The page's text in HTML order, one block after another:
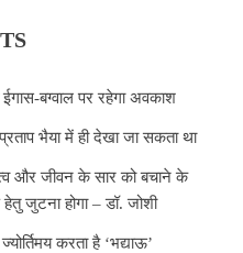
बग्वाल पर रहेगा अवकाश
भैया में ही देखा जा सकता था
और जीवन के सार को बचाने के
जुटना होगा – डॉ. जोशी
करता है ‘भद्याऊ’